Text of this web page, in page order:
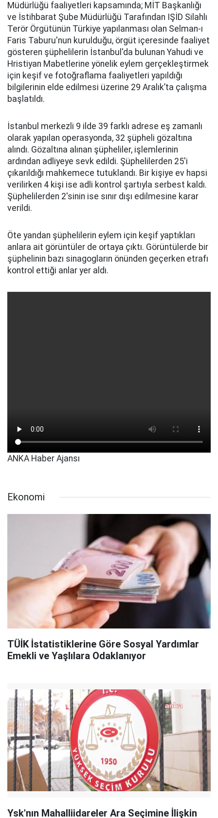
Müdürlüğü faaliyetleri kapsamında; MİT Başkanlığı
ve İstihbarat Şube Müdürlüğü Tarafından IŞİD Silahlı
Terör Örgütünün Türkiye yapılanması olan Selman-ı
Faris Taburu'nun kurulduğu, örgüt içeresinde faaliyet
gösteren şüphelilerin İstanbul'da bulunan Yahudi ve
Hristiyan Mabetlerine yönelik eylem gerçekleştirmek
için keşif ve fotoğraflama faaliyetleri yapıldığı
bilgilerinin elde edilmesi üzerine 29 Aralık’ta çalışma
başlatıldı.
İstanbul merkezli 9 ilde 39 farklı adrese eş zamanlı
olarak yapılan operasyonda, 32 şüpheli gözaltına
alındı. Gözaltına alınan şüpheliler, işlemlerinin
ardından adliyeye sevk edildi. Şüphelilerden 25'i
çıkarıldığı mahkemece tutuklandı. Bir kişiye ev hapsi
verilirken 4 kişi ise adli kontrol şartıyla serbest kaldı.
Şüphelilerden 2'sinin ise sınır dışı edilmesine karar
verildi.
Öte yandan şüphelilerin eylem için keşif yaptıkları
anlara ait görüntüler de ortaya çıktı. Görüntülerde bir
şüphelinin bazı sinagogların önünden geçerken etrafı
kontrol ettiği anlar yer aldı.
ANKA Haber Ajansı
Ekonomi
TÜİK İstatistiklerine Göre Sosyal Yardımlar
Emekli ve Yaşlılara Odaklanıyor
Ysk'nın Mahalliidareler Ara Seçimine İlişkin